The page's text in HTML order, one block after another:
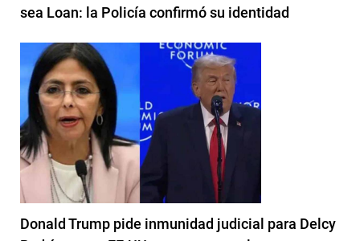
sea Loan: la Policía confirmó su identidad
Donald Trump pide inmunidad judicial para Delcy